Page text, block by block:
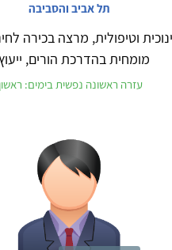
תל אביב והסביבה
וטיפולית, מרצה בכירה
מומחית בהדרכת הורים,
עזרה ראשונה נפשית בימים: